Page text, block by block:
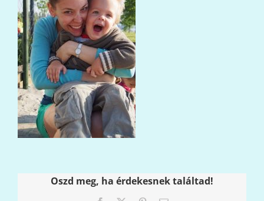
Oszd meg, ha érdekesnek találtad!